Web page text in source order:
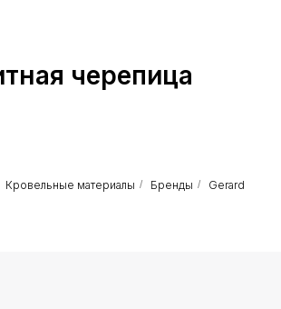
черепица
Кровельные материалы / Бренды / Gerard